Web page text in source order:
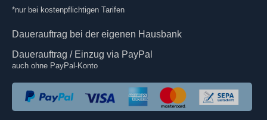
*nur bei kostenpflichtigen Tarifen
Dauerauftrag bei der eigenen Hausbank
Dauerauftrag / Einzug via PayPal
auch ohne PayPal-Konto